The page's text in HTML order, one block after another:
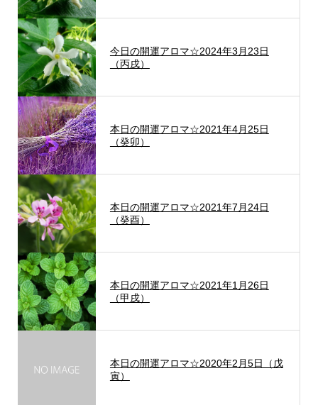
今日の開運アロマ☆2024年3月23日
（丙戌）
本日の開運アロマ☆2021年4月25日
（癸卯）
本日の開運アロマ☆2021年7月24日
（癸酉）
本日の開運アロマ☆2021年1月26日
（甲戌）
本日の開運アロマ☆2020年2月5日（戊
寅）